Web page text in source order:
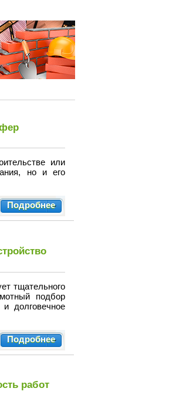
или
но и его
Подробнее
тщательного
подбор
долговечное
Подробнее
работ